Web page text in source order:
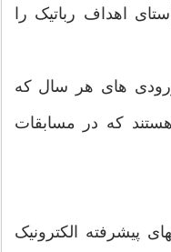
اهداف رباتیک را
های هر سال که
هستند که در مسابقات
پیشرفته الکترونیک